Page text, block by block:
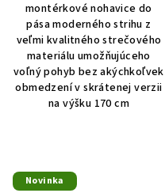
montérkové nohavice do
pása moderného strihu z
veľmi kvalitného strečového
materiálu umožňujúceho
voľný pohyb bez akýchkoľvek
obmedzení v skrátenej verzii
na výšku 170 cm
Novinka